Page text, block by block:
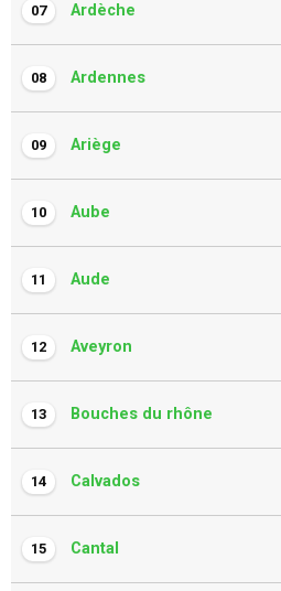
07 Ardèche
08 Ardennes
09 Ariège
10 Aube
11 Aude
12 Aveyron
13 Bouches du rhône
14 Calvados
15 Cantal